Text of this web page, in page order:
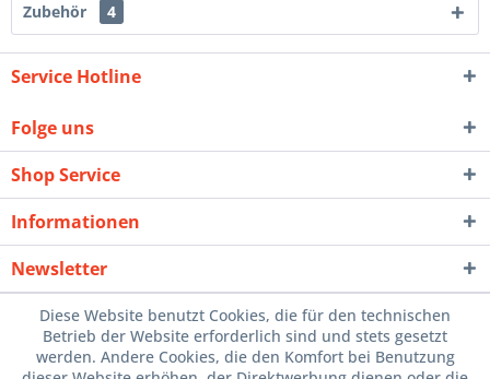
Zubehör 4
Service Hotline
Folge uns
Shop Service
Informationen
Newsletter
Diese Website benutzt Cookies, die für den technischen
Betrieb der Website erforderlich sind und stets gesetzt
werden. Andere Cookies, die den Komfort bei Benutzung